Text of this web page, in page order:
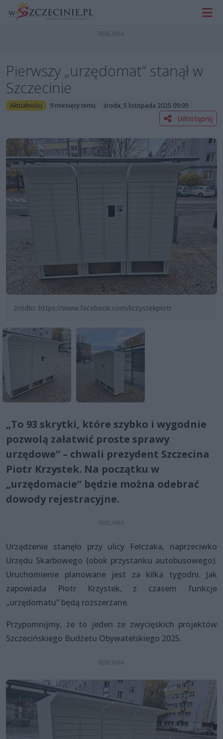
Pierwszy „urzędomat” stanął w
Szczecinie
Aktualności 9 miesięcy temu środa, 5 listopada 2025 09:09
Udostępnij
źródło: https://www.facebook.com/krzystekpiotr
„To 93 skrytki, które szybko i wygodnie
pozwolą załatwić proste sprawy
urzędowe” – chwali prezydent Szczecina
Piotr Krzystek. Na początku w
„urzędomacie” będzie można odebrać
dowody rejestracyjne.
Urządzenie stanęło przy ulicy Felczaka, naprzeciwko
Urzędu Skarbowego (obok przystanku autobusowego).
Uruchomienie planowane jest za kilka tygodni. Jak
zapowiada Piotr Krzystek, z czasem funkcje
„urzędomatu” będą rozszerzane.
Przypomnijmy, że to jeden ze zwycięskich projektów
Szczecińskiego Budżetu Obywatelskiego 2025.